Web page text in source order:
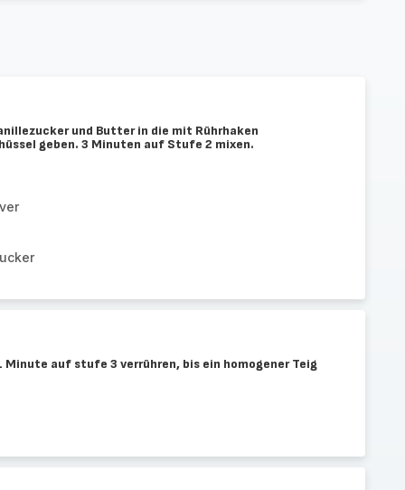
und Butter in die mit Rührhaken
geben. 3 Minuten auf Stufe 2 mixen.
Minute auf stufe 3 verrühren, bis ein homogener Teig